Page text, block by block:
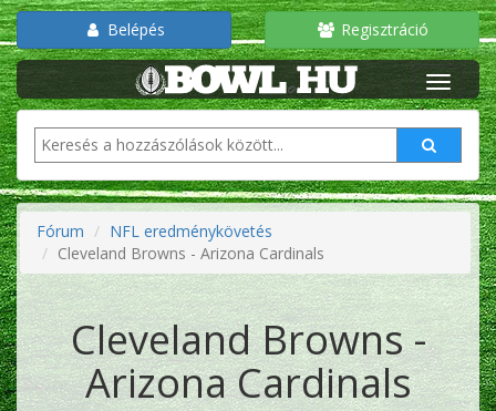
Belépés Regisztráció
Fórum
NFL eredménykövetés
Cleveland Browns - Arizona Cardinals
Cleveland Browns -
Arizona Cardinals